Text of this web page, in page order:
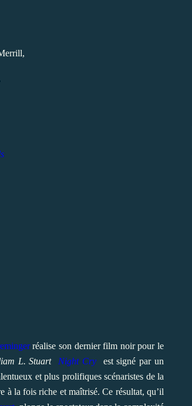
réalise son dernier film noir pour le
L. StuartNight Cryest signé par un
et plus prolifiques scénaristes de la
à la fois riche et maîtrisé. Ce résultat, qu’il